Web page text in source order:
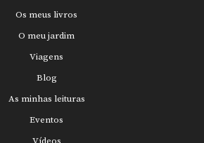
Os meus livros
O meu jardim
Viagens
Blog
As minhas leituras
Eventos
Vídeos